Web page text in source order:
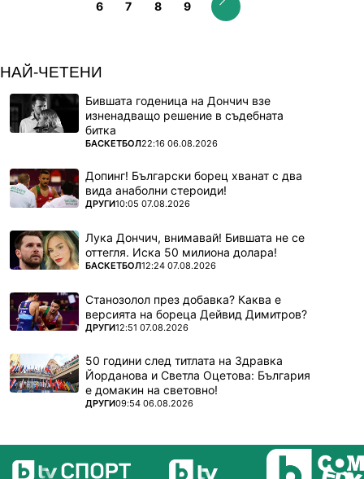
6 7 8 9
НАЙ-ЧЕТЕНИ
Бившата годеница на Дончич взе
изненадващо решение в съдебната
битка
ПОВЕЧЕ ОТ
БАСКЕТБОЛ22:16 06.08.2026
Допинг! Български борец хванат с два
вида анаболни стероиди!
ПОВЕЧЕ ОТ
ДРУГИ10:05 07.08.2026
Лука Дончич, внимавай! Бившата не се
оттегля. Иска 50 милиона долара!
ПОВЕЧЕ ОТ
БАСКЕТБОЛ12:24 07.08.2026
Станозолол през добавка? Каква е
версията на бореца Дейвид Димитров?
ПОВЕЧЕ ОТ
ДРУГИ12:51 07.08.2026
50 години след титлата на Здравка
Йорданова и Светла Оцетова: България
е домакин на световно!
ПОВЕЧЕ ОТ
ДРУГИ09:54 06.08.2026